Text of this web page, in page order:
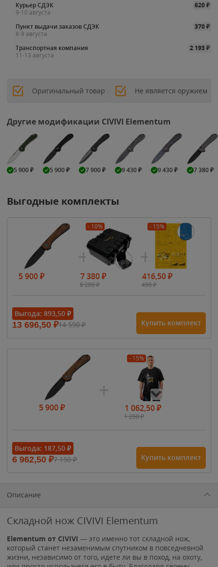
Курьер СДЭК
620₽
9-10 августа
Пункт выдачи заказов СДЭК
370₽
8-9 августа
Транспортная компания
2 193₽
11-13 августа
Оригинальный товар Не является оружием
Другие модификации CIVIVI Elementum
5 900₽ 5 900₽ 7 900₽ 9 430₽ 9 430₽ 7 380₽
Выгодные комплекты
5 900₽
- 10%
7 380₽
8 200₽
- 15%
416,50₽
490₽
Выгода: 893,50 ₽
13 696,50 ₽14 590₽ Купить комплект
5 900₽
- 15%
1 062,50₽
1 250₽
1 615₽
1 900₽1 900₽
Выгода: 187,50 ₽
6 962,50 ₽7 150₽ Купить комплект
Описание
Складной нож CIVIVI Elementum
Elementum от CIVIVI — это именно тот складной нож,
который станет незаменимым спутником в повседневной
жизни, независимо от того, идете ли вы в поход, на охоту,